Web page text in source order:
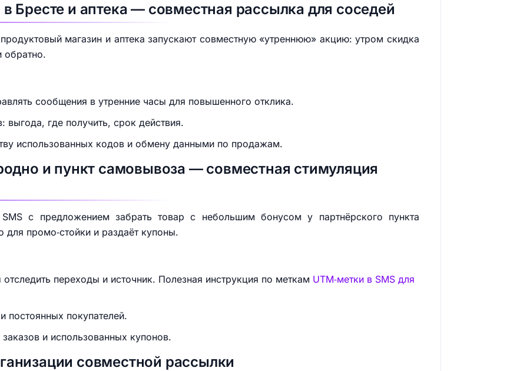
Бресте и аптека — совместная рассылка для соседей
магазин и аптека запускают совместную «утреннюю» акцию: утром скидка
обратно.
сообщения в утренние часы для повышенного отклика.
выгода, где получить, срок действия.
использованных кодов и обмену данными по продажам.
и пункт самовывоза — совместная стимуляция
SMS с предложением забрать товар с небольшим бонусом у партнёрского пункта
промо‑стойки и раздаёт купоны.
переходы и источник. Полезная инструкция по меткам UTM‑метки в SMS для
постоянных покупателей.
и использованных купонов.
совместной рассылки